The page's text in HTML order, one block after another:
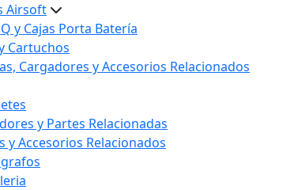
Airsoft
y Cajas Porta Batería
Cartuchos
Cargadores y Accesorios Relacionados
y Partes Relacionadas
y Accesorios Relacionados